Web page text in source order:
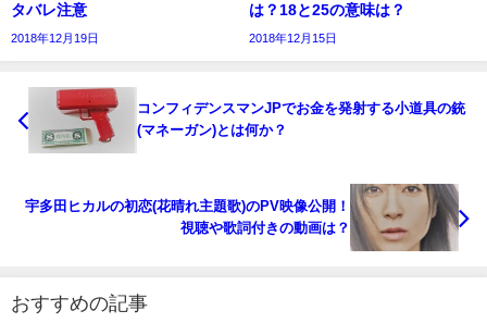
タバレ注意
2018年12月19日
は？18と25の意味は？
2018年12月15日
コンフィデンスマンJPでお金を発射する小道具の銃
(マネーガン)とは何か？
宇多田ヒカルの初恋(花晴れ主題歌)のPV映像公開！
視聴や歌詞付きの動画は？
おすすめの記事